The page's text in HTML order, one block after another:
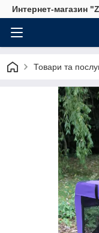
Интернет-магазин
Товари та